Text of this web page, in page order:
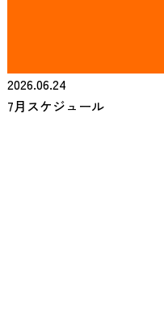
2026.06.24
7月スケジュール